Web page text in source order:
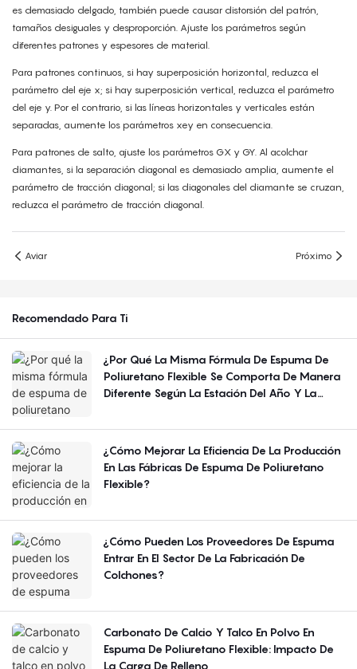
es demasiado delgado, también puede causar distorsión del patrón,
tamaños desiguales y desproporción. Ajuste los parámetros según
diferentes patrones y espesores de material.
Para patrones continuos, si hay superposición horizontal, reduzca el
parámetro del eje x; si hay superposición vertical, reduzca el parámetro
del eje y. Por el contrario, si las líneas horizontales y verticales están
separadas, aumente los parámetros xey en consecuencia.
Para patrones de salto, ajuste los parámetros GX y GY. Al acolchar
diamantes, si la separación diagonal es demasiado amplia, aumente el
parámetro de tracción diagonal; si las diagonales del diamante se cruzan,
reduzca el parámetro de tracción diagonal.
Aviar Próximo
Recomendado Para Ti
¿Por Qué La Misma Fórmula De Espuma De
Poliuretano Flexible Se Comporta De Manera
Diferente Según La Estación Del Año Y La
¿Cómo Mejorar La Eficiencia De La Producción
En Las Fábricas De Espuma De Poliuretano
Flexible?
¿Cómo Pueden Los Proveedores De Espuma
Entrar En El Sector De La Fabricación De
Colchones?
Carbonato De Calcio Y Talco En Polvo En
Espuma De Poliuretano Flexible: Impacto De
La Carga De Relleno